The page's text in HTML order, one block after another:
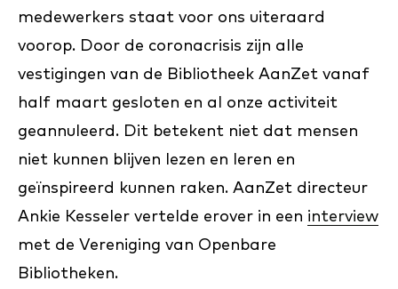
medewerkers staat voor ons uiteraard
voorop. Door de coronacrisis zijn alle
vestigingen van de Bibliotheek AanZet vanaf
half maart gesloten en al onze activiteit
geannuleerd. Dit betekent niet dat mensen
niet kunnen blijven lezen en leren en
geïnspireerd kunnen raken. AanZet directeur
Ankie Kesseler vertelde erover in een interview
met de Vereniging van Openbare
Bibliotheken.